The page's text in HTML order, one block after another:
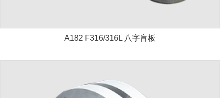
A182 F316/316L 八字盲板